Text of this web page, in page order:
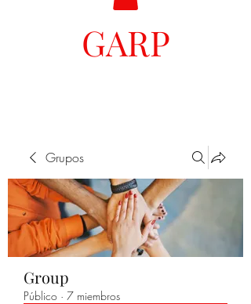
GARP
Grupos
Group
Público · 7 miembros